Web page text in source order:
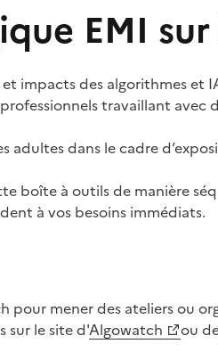
EMI
impacts des algorithmes
travaillant avec
adultes dans le cadre
boîte à outils de manière
à vos besoins immédiats.
pour mener des ateliers ou
sur le site d'Algowatch ou